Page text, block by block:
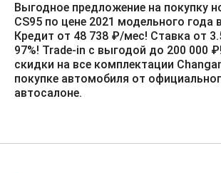
дверях
Хромированные ручки
дверей
Электростеклоподъёмники
спереди и сзади с
нажатием и дистанционным
сидений
Выгодное предложение на покупку
CS95 по цене 2021 модельного года
Кредит от 48 738 ₽/мес! Ставка от
97%! Trade-in с выгодой до 200 000
скидки на все комплектации
покупке автомобиля от
автосалоне.